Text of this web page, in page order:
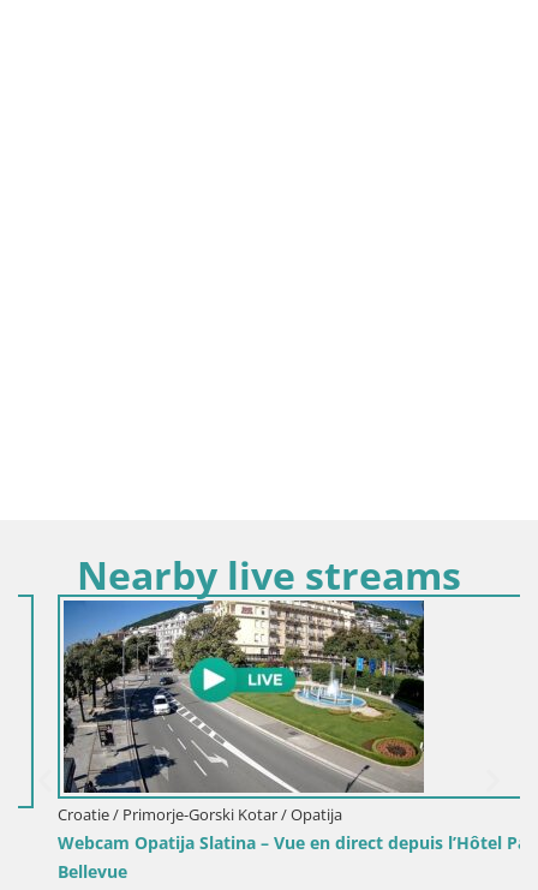
Nearby live streams
Croatie / Primorje-Gorski Kotar / Opatija
Webcam Opatija Slatina – Vue en direct depuis l’Hôtel Palace
Bellevue